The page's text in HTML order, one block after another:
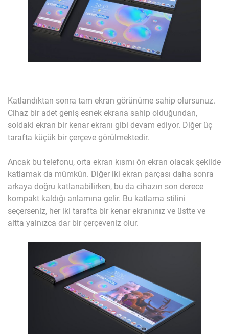
Katlandıktan sonra tam ekran görünüme sahip olursunuz.
Cihaz bir adet geniş esnek ekrana sahip olduğundan,
soldaki ekran bir kenar ekranı gibi devam ediyor. Diğer üç
tarafta küçük bir çerçeve görülmektedir.
Ancak bu telefonu, orta ekran kısmı ön ekran olacak şekilde
katlamak da mümkün. Diğer iki ekran parçası daha sonra
arkaya doğru katlanabilirken, bu da cihazın son derece
kompakt kaldığı anlamına gelir. Bu katlama stilini
seçerseniz, her iki tarafta bir kenar ekranınız ve üstte ve
altta yalnızca dar bir çerçeveniz olur.